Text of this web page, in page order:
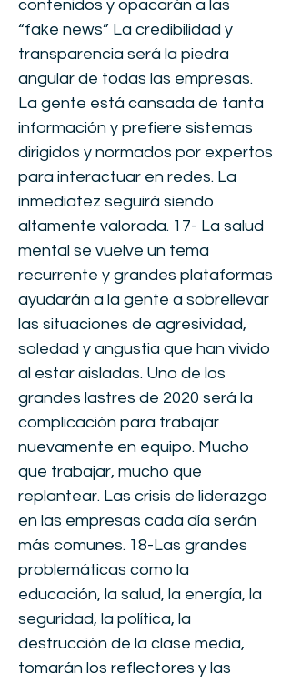
contenidos y opacarán a las
“fake news” La credibilidad y
transparencia será la piedra
angular de todas las empresas.
La gente está cansada de tanta
información y prefiere sistemas
dirigidos y normados por expertos
para interactuar en redes. La
inmediatez seguirá siendo
altamente valorada. 17- La salud
mental se vuelve un tema
recurrente y grandes plataformas
ayudarán a la gente a sobrellevar
las situaciones de agresividad,
soledad y angustia que han vivido
al estar aisladas. Uno de los
grandes lastres de 2020 será la
complicación para trabajar
nuevamente en equipo. Mucho
que trabajar, mucho que
replantear. Las crisis de liderazgo
en las empresas cada día serán
más comunes. 18-Las grandes
problemáticas como la
educación, la salud, la energía, la
seguridad, la política, la
destrucción de la clase media,
tomarán los reflectores y las